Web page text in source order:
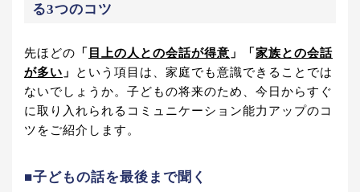
る3つのコツ
先ほどの 「 目上の人との会話が得意 」「 家族との会話
が多い 」
という項目は、家庭でも意識できることでは
ないでしょうか。子どもの将来のため、今日からすぐ
に取り入れられるコミュニケーション能力アップのコ
ツをご紹介します。
■子どもの話を最後まで聞く